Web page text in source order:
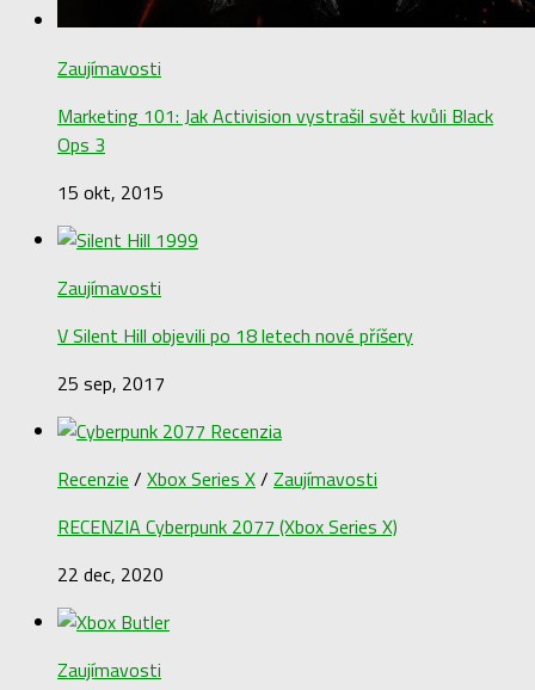
Zaujímavosti
Marketing 101: Jak Activision vystrašil svět kvůli Black
Ops 3
15 okt, 2015
Zaujímavosti
V Silent Hill objevili po 18 letech nové příšery
25 sep, 2017
Recenzie / Xbox Series X/ Zaujímavosti
RECENZIA Cyberpunk 2077 (Xbox Series X)
22 dec, 2020
Zaujímavosti